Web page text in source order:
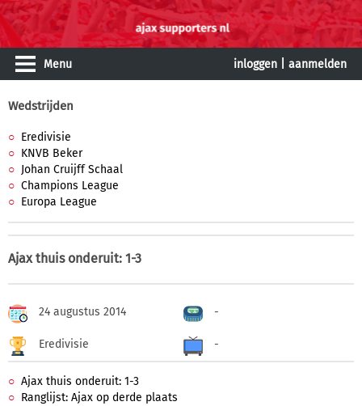
Menu inloggen aanmelden
Wedstrijden
Eredivisie
KNVB Beker
Johan Cruijff Schaal
Champions League
Europa League
Ajax thuis onderuit: 1-3
24 augustus 2014 -
Eredivisie -
Ajax thuis onderuit: 1-3
Ranglijst: Ajax op derde plaats